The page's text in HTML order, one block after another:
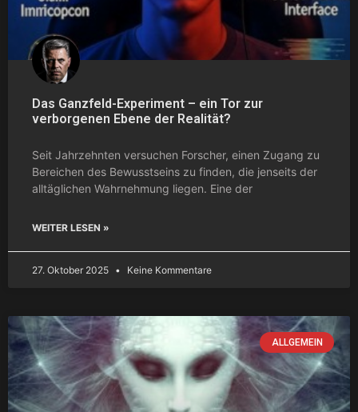
Das Ganzfeld-Experiment – ein Tor zur
verborgenen Ebene der Realität?
Seit Jahrzehnten versuchen Forscher, einen Zugang zu
Bereichen des Bewusstseins zu finden, die jenseits der
alltäglichen Wahrnehmung liegen. Eine der
WEITER LESEN »
27. Oktober 2025 Keine Kommentare
ALLGEMEIN